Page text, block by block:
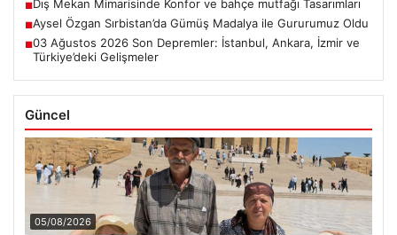
■Dış Mekan Mimarisinde Konfor ve bahçe mutfağı Tasarımları
■Aysel Özgan Sırbistan’da Gümüş Madalya ile Gururumuz Oldu
■03 Ağustos 2026 Son Depremler: İstanbul, Ankara, İzmir ve
Türkiye’deki Gelişmeler
Güncel
05/08/2026